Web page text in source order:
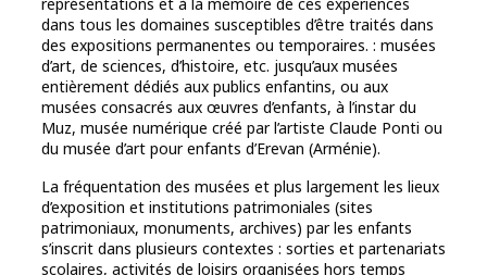
dans tous les domaines susceptibles d’être traités dans
des expositions permanentes ou temporaires. : musées
d’art, de sciences, d’histoire, etc. jusqu’aux musées
entièrement dédiés aux publics enfantins, ou aux
musées consacrés aux œuvres d’enfants, à l’instar du
Muz, musée numérique créé par l’artiste Claude Ponti ou
du musée d’art pour enfants d’Erevan (Arménie).
La fréquentation des musées et plus largement les lieux
d’exposition et institutions patrimoniales (sites
patrimoniaux, monuments, archives) par les enfants
s’inscrit dans plusieurs contextes : sorties et partenariats
scolaires, activités de loisirs organisées hors temps